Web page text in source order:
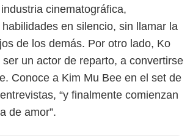
cinematográfica,
en silencio, sin llamar la
de los demás. Por otro lado, Ko
un actor de reparto, a convertirse
Conoce a Kim Mu Bee en el set de
“y finalmente comienzan
de amor”.